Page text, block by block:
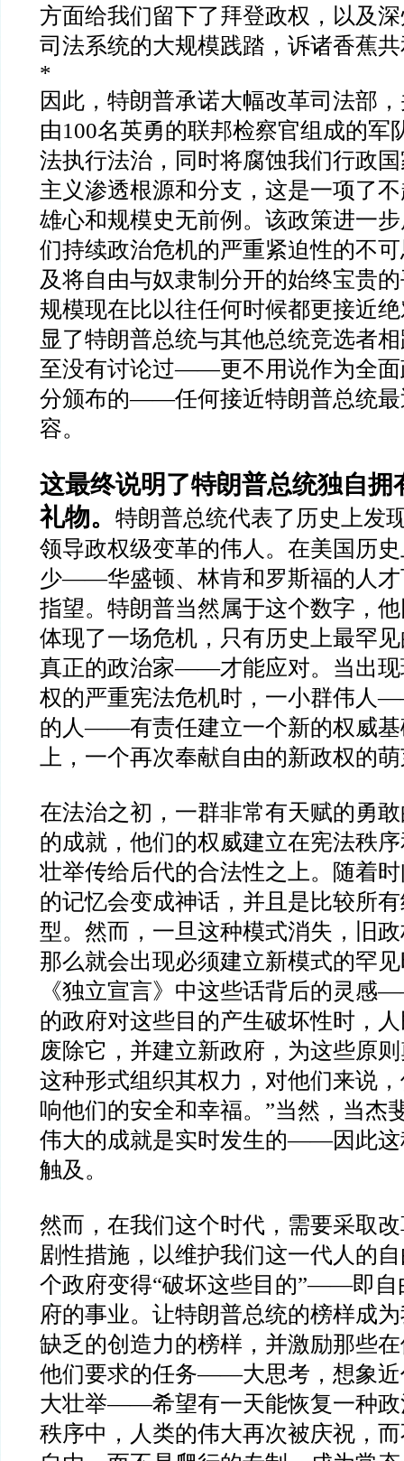
方面给我们留下了拜登政权，以及
司法系统的大规模践踏，诉诸香蕉
*
因此，特朗普承诺大幅改革司法部
由100名英勇的联邦检察官组成的军
法执行法治，同时将腐蚀我们行政
主义渗透根源和分支，这是一项了
雄心和规模史无前例。该政策进一
们持续政治危机的严重紧迫性的不
及将自由与奴隶制分开的始终宝贵
规模现在比以往任何时候都更接近
显了特朗普总统与其他总统竞选者
至没有讨论过——更不用说作为全
分颁布的——任何接近特朗普总统
容。
这最终说明了特朗普总统独自拥
礼物。 特朗普总统代表了历史上发
领导政权级变革的伟人。在美国历
少——华盛顿、林肯和罗斯福的人
指望。特朗普当然属于这个数字，
体现了一场危机，只有历史上最罕
真正的政治家——才能应对。当出
权的严重宪法危机时，一小群伟人
的人——有责任建立一个新的权威
上，一个再次奉献自由的新政权的
在法治之初，一群非常有天赋的勇
的成就，他们的权威建立在宪法秩
壮举传给后代的合法性之上。随着
的记忆会变成神话，并且是比较所
型。然而，一旦这种模式消失，旧
那么就会出现必须建立新模式的罕
《独立宣言》中这些话背后的灵感
的政府对这些目的产生破坏性时，
废除它，并建立新政府，为这些原
这种形式组织其权力，对他们来说
响他们的安全和幸福。 ”当然，当杰
伟大的成就是实时发生的——因此
触及。
然而，在我们这个时代，需要采取
剧性措施，以维护我们这一代人的
个政府变得“破坏这些目的”——即自
府的事业。让特朗普总统的榜样成
缺乏的创造力的榜样，并激励那些
他们要求的任务——大思考，想象
大壮举——希望有一天能恢复一种
秩序中，人类的伟大再次被庆祝，